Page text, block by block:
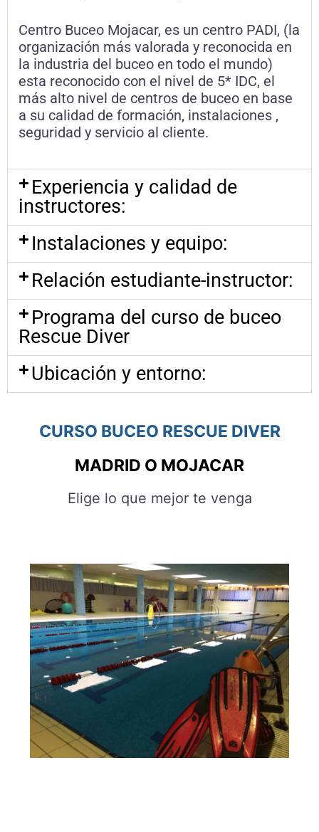
Centro Buceo Mojacar, es un centro PADI, (la
organización más valorada y reconocida en
la industria del buceo en todo el mundo)
esta reconocido con el nivel de 5* IDC, el
más alto nivel de centros de buceo en base
a su calidad de formación, instalaciones ,
seguridad y servicio al cliente.
Experiencia y calidad de
instructores:
Instalaciones y equipo:
Relación estudiante-instructor:
Programa del curso de buceo
Rescue Diver
Ubicación y entorno:
CURSO BUCEO RESCUE DIVER
MADRID O MOJACAR
Elige lo que mejor te venga